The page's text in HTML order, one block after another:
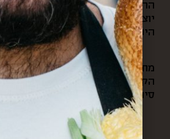
הריחות, הצבעים והקולות שמילאו
יוצאים לאוניברסיטה
היפיפיות של השוק, ובכל ערב
מתוך כל החוויות האלה והרצון
הקמנו את “קופסא מהשוק”.
סיורי אוכל בשוק, שולחים
העולם, ומארגנים אירועי תרבות וקולנריה מקומית.